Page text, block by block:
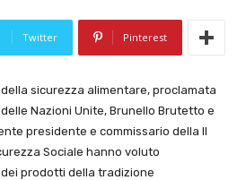
Twitter Pinterest
sicurezza alimentare, proclamata
Nazioni Unite, Brunello Brutetto e
presidente e commissario della II
Sociale hanno voluto
prodotti della tradizione